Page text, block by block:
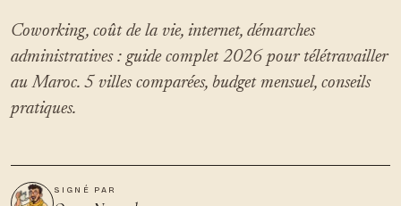
Coworking, coût de la vie, internet, démarches
administratives : guide complet 2026 pour télétravailler
au Maroc. 5 villes comparées, budget mensuel, conseils
pratiques.
SIGNÉ PAR